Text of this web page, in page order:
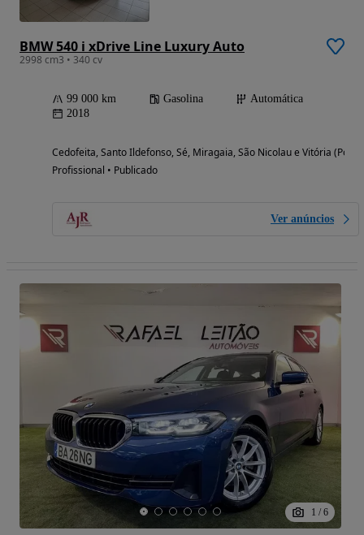
BMW 540 i xDrive Line Luxury Auto
2998 cm3 • 340 cv
99 000 km Gasolina
Automática
2018
Cedofeita, Santo Ildefonso, Sé, Miragaia, São Nicolau e Vitória (Porto)
Profissional • Publicado
Ver anúncios
1 / 6